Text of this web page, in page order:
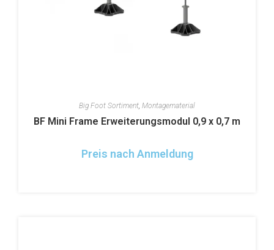
Big Foot Sortiment, Montagematerial
BF Mini Frame Erweiterungsmodul 0,9 x 0,7 m
Preis nach Anmeldung